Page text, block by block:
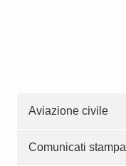
Aviazione civile
Comunicati stampa